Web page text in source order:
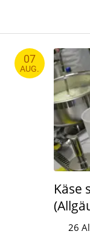
07
AUG.
Käse
26